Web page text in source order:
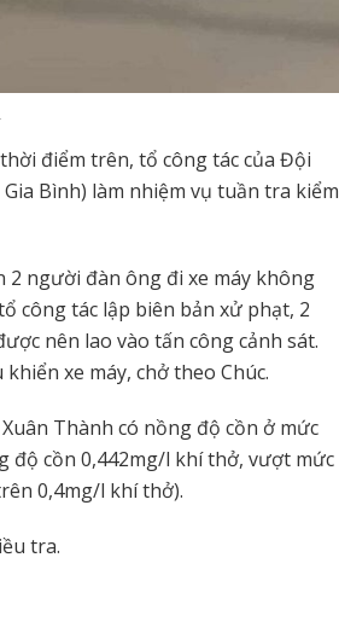
điểm trên, tổ công tác của Đội
Bình) làm nhiệm vụ tuần tra kiểm
2 người đàn ông đi xe máy không
công tác lập biên bản xử phạt, 2
nên lao vào tấn công cảnh sát.
xe máy, chở theo Chúc.
Thành có nồng độ cồn ở mức
độ cồn 0,442mg/l khí thở, vượt mức
0,4mg/l khí thở).
tra.